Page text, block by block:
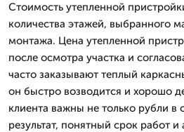
Стоимость утепленной
количества этажей, выбранного
монтажа. Цена утепленной
после осмотра участка и
часто заказывают теплый
он быстро возводится и хорошо
клиента важны не только рубли в
результат, понятный срок работ и